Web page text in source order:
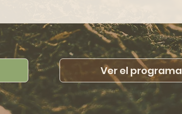
Ver el programa